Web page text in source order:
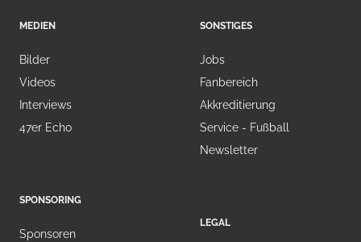
MEDIEN
Bilder
Videos
Interviews
47er Echo
SPONSORING
Sponsoren
SONSTIGES
Jobs
Fanbereich
Akkreditierung
Service - Fußball
Newsletter
LEGAL